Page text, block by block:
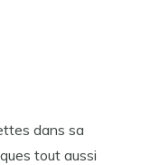
dans sa
tout aussi